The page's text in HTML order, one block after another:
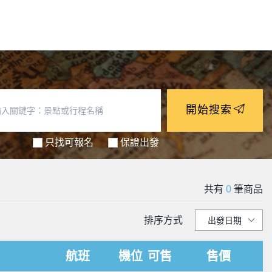
只找可報名 保證出發
開始搜索
共有 0 筆商品
排序方式
航班 機位 可售 售價